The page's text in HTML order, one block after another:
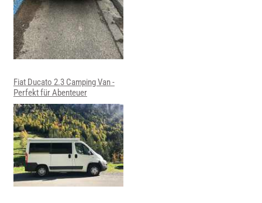
Fiat Ducato 2.3 Camping Van -
Perfekt für Abenteuer